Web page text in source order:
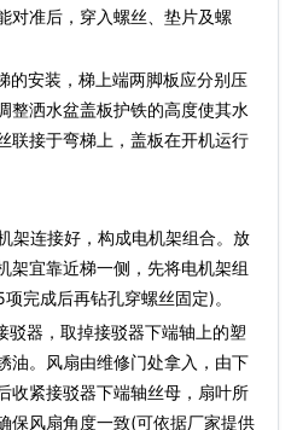
对准后，穿入螺丝、垫片及螺
安装，梯上端两脚板应分别压
整洒水盆盖板护铁的高度使其水
联接于弯梯上，盖板在开机运行
连接好，构成电机架组合。放
架宜靠近梯一侧，先将电机架组
完成后再钻孔穿螺丝固定)。
器，取掉接驳器下端轴上的塑
油。风扇由维修门处拿入，由下
收紧接驳器下端轴丝母，扇叶所
保风扇角度一致(可依据厂家提供